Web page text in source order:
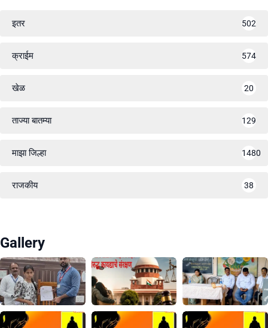
इतर 502
क्राईम 574
खेळ 20
ताज्या बातम्या 129
माझा जिल्हा 1480
राजकीय 38
Gallery